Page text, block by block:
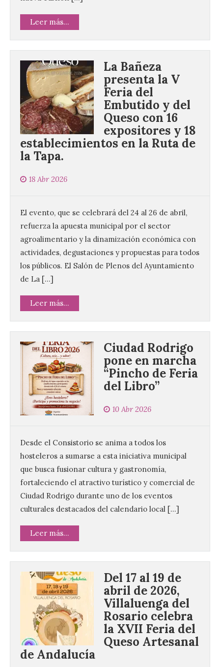
Leer más...
La Bañeza
presenta la V
Feria del
Embutido y del
Queso con 16
expositores y 18
establecimientos en la Ruta de
la Tapa.
18 Abr 2026
El evento, que se celebrará del 24 al 26 de abril,
refuerza la apuesta municipal por el sector
agroalimentario y la dinamización económica con
actividades, degustaciones y propuestas para todos
los públicos. El Salón de Plenos del Ayuntamiento
de La […]
Leer más...
Ciudad Rodrigo
pone en marcha
“Pincho de Feria
del Libro”
10 Abr 2026
Desde el Consistorio se anima a todos los
hosteleros a sumarse a esta iniciativa municipal
que busca fusionar cultura y gastronomía,
fortaleciendo el atractivo turístico y comercial de
Ciudad Rodrigo durante uno de los eventos
culturales destacados del calendario local […]
Leer más...
Del 17 al 19 de
abril de 2026,
Villaluenga del
Rosario celebra
la XVII Feria del
Queso Artesanal
de Andalucía